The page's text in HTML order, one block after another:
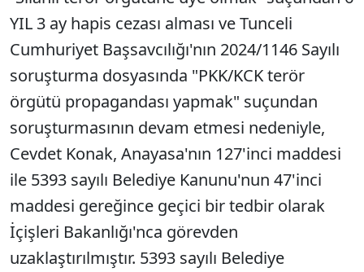
YIL 3 ay hapis cezası alması ve Tunceli
Cumhuriyet Başsavcılığı'nın 2024/1146 Sayılı
soruşturma dosyasında "PKK/KCK terör
örgütü propagandası yapmak" suçundan
soruşturmasının devam etmesi nedeniyle,
Cevdet Konak, Anayasa'nın 127'inci maddesi
ile 5393 sayılı Belediye Kanunu'nun 47'inci
maddesi gereğince geçici bir tedbir olarak
İçişleri Bakanlığı'nca görevden
uzaklaştırılmıştır. 5393 sayılı Belediye